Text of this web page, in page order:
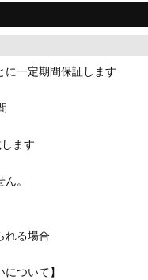
に一定期間保証します
ます
。
れる場合
ついて】